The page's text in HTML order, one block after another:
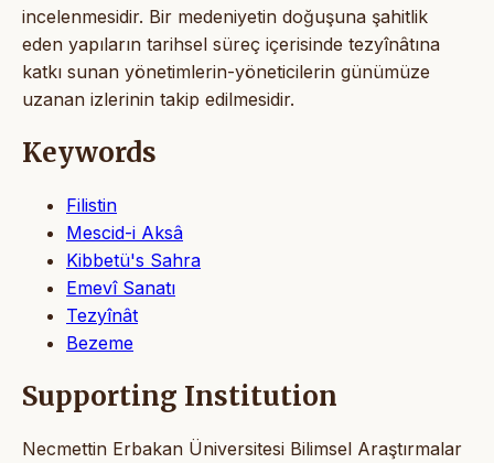
incelenmesidir. Bir medeniyetin doğuşuna şahitlik
eden yapıların tarihsel süreç içerisinde tezyînâtına
katkı sunan yönetimlerin-yöneticilerin günümüze
uzanan izlerinin takip edilmesidir.
Keywords
Filistin
Mescid-i Aksâ
Kibbetü's Sahra
Emevî Sanatı
Tezyînât
Bezeme
Supporting Institution
Necmettin Erbakan Üniversitesi Bilimsel Araştırmalar